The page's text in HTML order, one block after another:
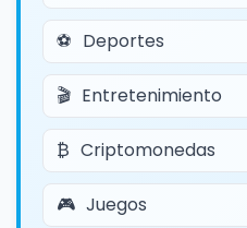
Deportes
Entretenimiento
Criptomonedas
Juegos